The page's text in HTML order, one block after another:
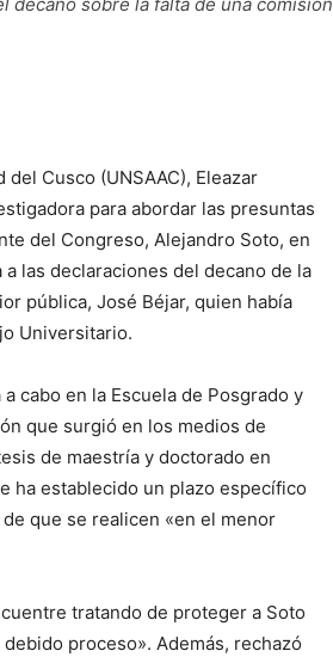
Cusco (UNSAAC), Eleazar
para abordar las presuntas
del Congreso, Alejandro Soto, en
las declaraciones del decano de la
pública, José Béjar, quien había
Universitario.
cabo en la Escuela de Posgrado y
que surgió en los medios de
de maestría y doctorado en
ha establecido un plazo específico
que se realicen «en el menor
tratando de proteger a Soto
proceso». Además, rechazó